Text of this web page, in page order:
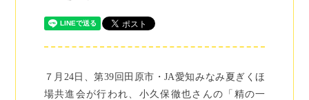
７月24日、第39回田原市・JA愛知みなみ夏ぎくほ
場共進会が行われ、小久保徹也さんの「精の一